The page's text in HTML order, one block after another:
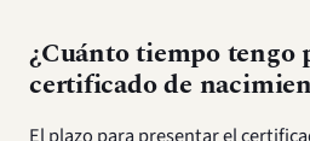
¿Cuánto tiempo tengo
certificado de